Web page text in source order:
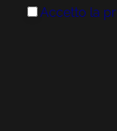
Accetto la